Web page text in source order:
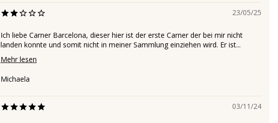
23/05/25
Ich liebe Carner Barcelona, dieser hier ist der erste Carner der bei mir nicht
landen konnte und somit nicht in meiner Sammlung einziehen wird. Er ist...
Mehr lesen
Michaela
03/11/24